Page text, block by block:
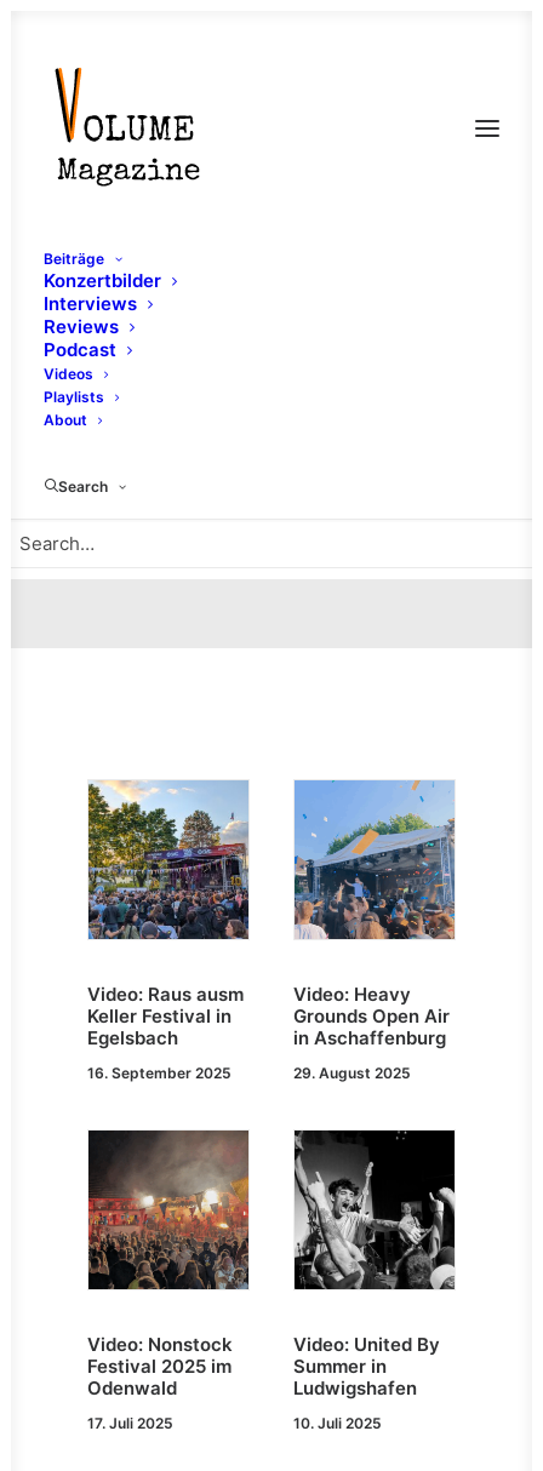
Beiträge
Konzertbilder
Interviews
Reviews
Podcast
Videos
Playlists
About
Search
Video: Raus ausm
Keller Festival in
Egelsbach
16. September 2025
Video: Heavy
Grounds Open Air
in Aschaffenburg
29. August 2025
Video: Nonstock
Festival 2025 im
Odenwald
17. Juli 2025
Video: United By
Summer in
Ludwigshafen
10. Juli 2025